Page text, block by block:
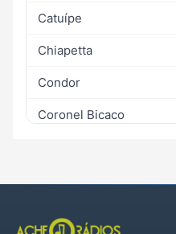
Catuípe
Chiapetta
Condor
Coronel Bicaco